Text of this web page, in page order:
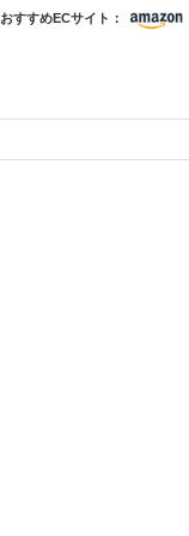
おすすめECサイト：